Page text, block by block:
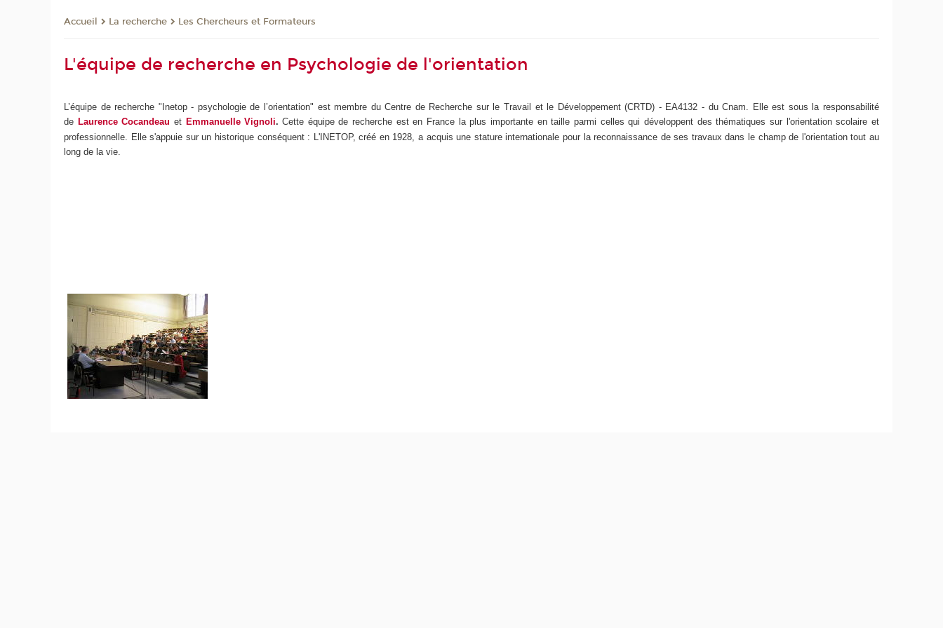
Accueil La recherche Les Chercheurs et Formateurs
L'équipe de recherche en Psychologie de l'orientation
L’équipe de recherche "Inetop - psychologie de l’orientation" est membre du Centre de Recherche sur le Travail et le Développement (CRTD) - EA4132 - du Cnam. Elle est sous la responsabilité
de Laurence Cocandeau et Emmanuelle Vignoli. Cette équipe de recherche est en France la plus importante en taille parmi celles qui développent des thématiques sur l'orientation scolaire et
professionnelle. Elle s'appuie sur un historique conséquent : L'INETOP, créé en 1928, a acquis une stature internationale pour la reconnaissance de ses travaux dans le champ de l'orientation tout au
long de la vie.